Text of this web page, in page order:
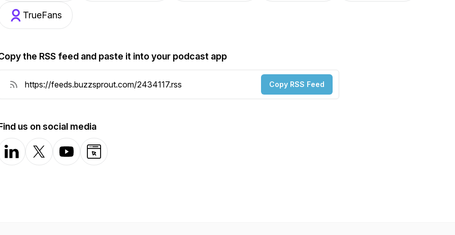
TrueFans
the RSS feed and paste it into your podcast app
Copy RSS Feed
us on social media
LinkedInX-com YouTubeWebsite